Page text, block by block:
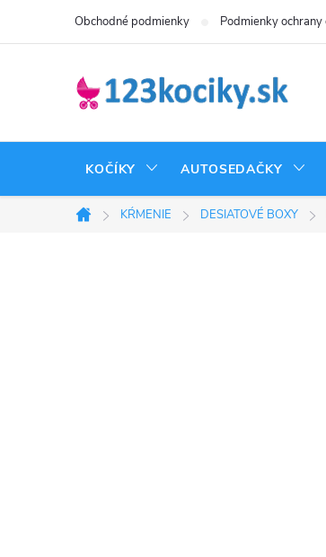
Obchodné podmienky Podmienky
KOČÍKY AUTOSEDAČKY
Domov
KŔMENIE DESIATOVÉ BOXY